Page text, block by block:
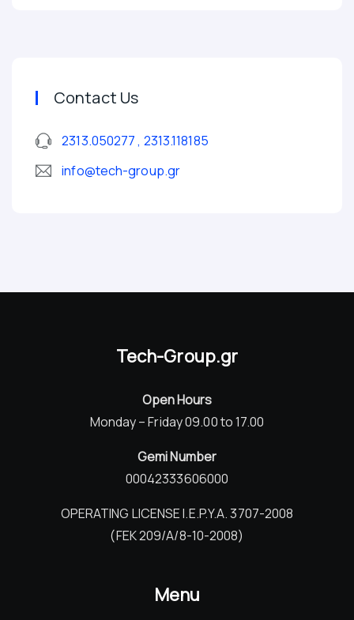
Contact Us
2313.050277 , 2313.118185
info@tech-group.gr
Tech-Group.gr
Open Hours
Monday – Friday 09.00 to 17.00
Gemi Number
00042333606000
OPERATING LICENSE I.E.P.Y.A. 3707-2008
(FEK 209/Α/8-10-2008)
Menu